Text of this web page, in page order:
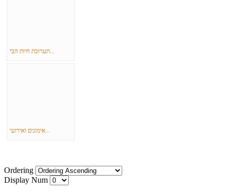
תערוכת חיות הבי...
אימונים ואירועי...
Ordering
Display Num